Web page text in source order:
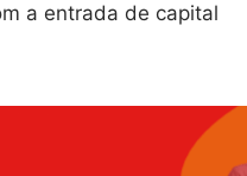
a entrada de capital